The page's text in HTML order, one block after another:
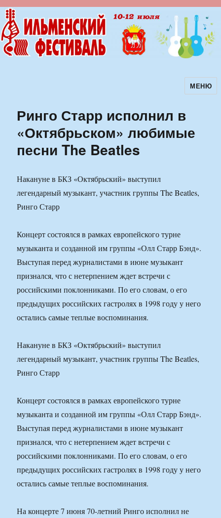
Ильменский фестиваль авторскойМЕНЮ
Ринго Старр исполнил в
«Октябрьском» любимые
песни The Beatles
Накануне в БКЗ «Октябрьский» выступил
легендарный музыкант, участник группы The Beatles,
Ринго Старр
Концерт состоялся в рамках европейского турне
музыканта и созданной им группы «Олл Старр Бэнд».
Выступая перед журналистами в июне музыкант
признался, что с нетерпением ждет встречи с
российскими поклонниками. По его словам, о его
предыдущих российских гастролях в 1998 году у него
остались самые теплые воспоминания.
Накануне в БКЗ «Октябрьский» выступил
легендарный музыкант, участник группы The Beatles,
Ринго Старр
Концерт состоялся в рамках европейского турне
музыканта и созданной им группы «Олл Старр Бэнд».
Выступая перед журналистами в июне музыкант
признался, что с нетерпением ждет встречи с
российскими поклонниками. По его словам, о его
предыдущих российских гастролях в 1998 году у него
остались самые теплые воспоминания.
На концерте 7 июня 70-летний Ринго исполнил не